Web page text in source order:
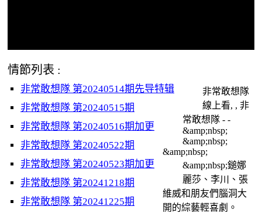
情節列表 :
非常敢想隊 第20240514期先导特辑
非常敢想隊 第20240515期
非常敢想隊 第20240516期加更
非常敢想隊 第20240522期
非常敢想隊 第20240523期加更
非常敢想隊 第20241218期
非常敢想隊 第20241225期
非常敢想隊
線上看, , 非
常敢想隊 - -
&amp;nbsp;
&amp;nbsp;
&amp;nbsp;
&amp;nbsp;鎚娜
麗莎、李川、張
維威和朋友們腦洞大
開的綜藝輕喜劇。